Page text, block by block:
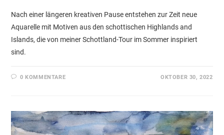
Nach einer längeren kreativen Pause entstehen zur Zeit neue
Aquarelle mit Motiven aus den schottischen Highlands and
Islands, die von meiner Schottland-Tour im Sommer inspiriert
sind.
0 KOMMENTARE OKTOBER 30, 2022